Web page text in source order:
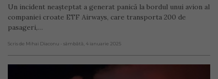
Un incident neașteptat a generat panică la bordul unui avion al
companiei croate ETF Airways, care transporta 200 de
pasageri,…
Scris de Mihai Diaconu - sâmbătă, 4 ianuarie 2025